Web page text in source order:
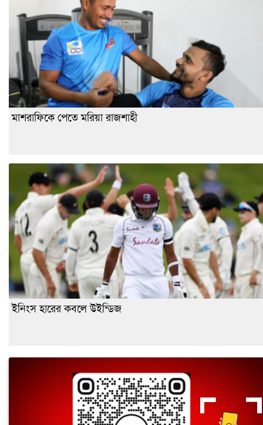
মাশরাফিকে পেতে মরিয়া রাজশাহী
ইনিংস হারের কবলে উইন্ডিজ